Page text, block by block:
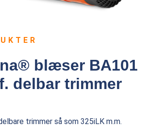
blæser BA101
delbar trimmer
trimmer så som 325iLK m.m.